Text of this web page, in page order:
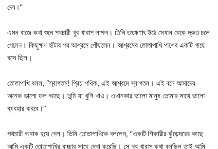
দেব।”
এমন বাজে কথা শুনে পথচারী খুব খারাপ লাগল। তিনি তৎক্ষণাৎ উঠে সেখান থেকে দ্রুত চলে
গেলেন। কিছুক্ষণ হাঁটার পর আশ্রমে পৌঁছলেন। আশ্রমের তোতাপাখি পাশের একটি গাছে
বসে ছিল।
তোতাপাখি বলল, “স্বাগতম! প্রিয় পথিক, এই আশ্রমে স্বাগতম। এই বনে আমাদের
অনেক ভালো ফল আছে। তুমি যা খুশি খাও। এখানকার ভালো মানুষ তোমার সাথে ভালো
ব্যবহার করবে।”
পথচারী অবাক হয়ে গেল। তিনি তোতাপাখিকে বললেন, “একটি শিকারীর কুঁড়েঘরের কাছে
আমি একটি তোতাপাখির বাচ্চার সাথে দেখা করেছি। সে খুব খারাপ কথা বলছিল তাই আমি